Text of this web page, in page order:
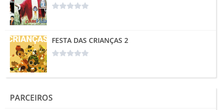
FESTA DAS CRIANÇAS 2
PARCEIROS